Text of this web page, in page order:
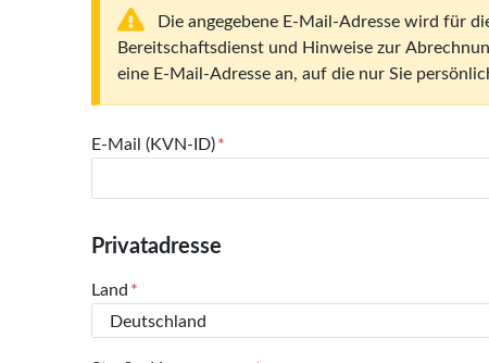
Bereitschaftsdienst und Hinweise zur
eine E-Mail-Adresse an, auf die nur Sie
E-Mail (KVN-ID)
Privatadresse
Land